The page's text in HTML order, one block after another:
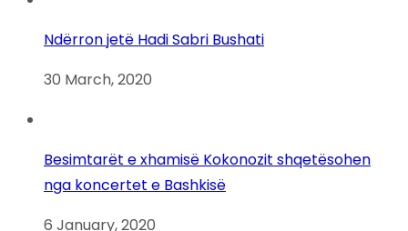
Ndërron jetë Hadi Sabri Bushati
30 March, 2020
Besimtarët e xhamisë Kokonozit shqetësohen
nga koncertet e Bashkisë
6 January, 2020